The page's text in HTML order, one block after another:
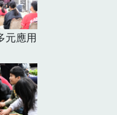
元應用